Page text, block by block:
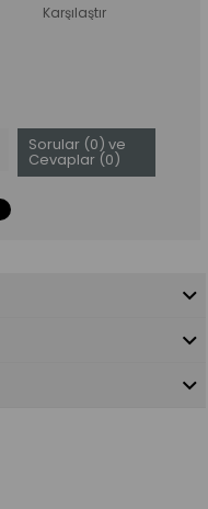
Karşılaştır
Sorular (0) ve
Cevaplar (0)